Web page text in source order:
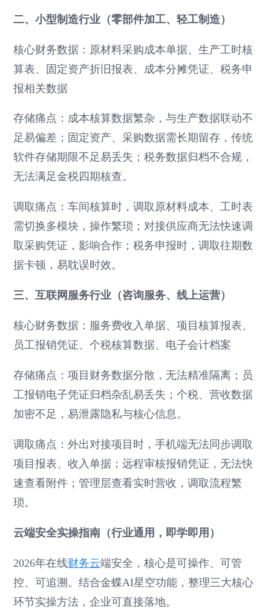
二、小型制造行业（零部件加工、轻工制造）
核心财务数据：原材料采购成本单据、生产工时核
算表、固定资产折旧报表、成本分摊凭证、税务申
报相关数据
存储痛点：成本核算数据繁杂，与生产数据联动不
足易偏差；固定资产、采购数据需长期留存，传统
软件存储期限不足易丢失；税务数据归档不合规，
无法满足金税四期核查。
调取痛点：车间核算时，调取原材料成本、工时表
需切换多模块，操作繁琐；对接供应商无法快速调
取采购凭证，影响合作；税务申报时，调取往期数
据卡顿，易耽误时效。
三、互联网服务行业（咨询服务、线上运营）
核心财务数据：服务费收入单据、项目核算报表、
员工报销凭证、个税核算数据、电子会计档案
存储痛点：项目财务数据分散，无法精准隔离；员
工报销电子凭证归档杂乱易丢失；个税、营收数据
加密不足，易泄露隐私与核心信息。
调取痛点：外出对接项目时，手机端无法同步调取
项目报表、收入单据；远程审核报销凭证，无法快
速查看附件；管理层查看实时营收，调取流程繁
琐。
云端安全实操指南（行业通用，即学即用）
2026年在线财务云端安全，核心是可操作、可管
控、可追溯。结合金蝶AI星空功能，整理三大核心
环节实操方法，企业可直接落地。